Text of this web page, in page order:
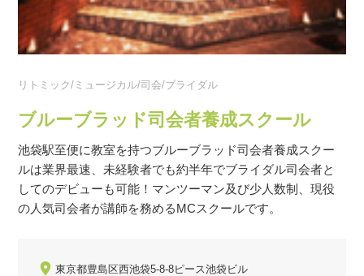
リトミック/ミュージカル/司会/ブライダル
ブルーブラッド司会者養成スクール
池袋駅至便に教室を持つブルーブラッド司会者養成スクー
ルは業界最速、未経験者でも約半年でブライダル司会者と
してのデビューも可能！マンツーマン及び少人数制、現役
の人気司会者が講師を務めるMCスクールです。
東京都豊島区西池袋5-8-8ピース池袋ビル